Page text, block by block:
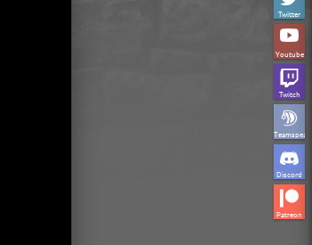
Twitter
Youtube
Twitch
Teamspeak
Discord
Patreon